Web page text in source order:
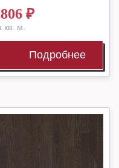
₽
кв. м.
Подробнее